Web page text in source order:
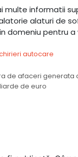
multe informatii
alaturi de
domeniu pentru
autocare
de afaceri generata
de euro